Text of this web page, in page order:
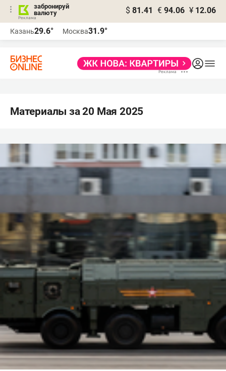
забронируй
валюту
$ 81.41 € 94.06 ¥ 12.06
Казань29.6° Москва31.9°
Материалы за 20 Мая 2025